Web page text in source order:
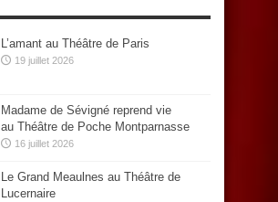
L’amant au Théâtre de Paris
19 juillet 2026
Madame de Sévigné reprend vie
au Théâtre de Poche Montparnasse
16 juillet 2026
Le Grand Meaulnes au Théâtre de
Lucernaire